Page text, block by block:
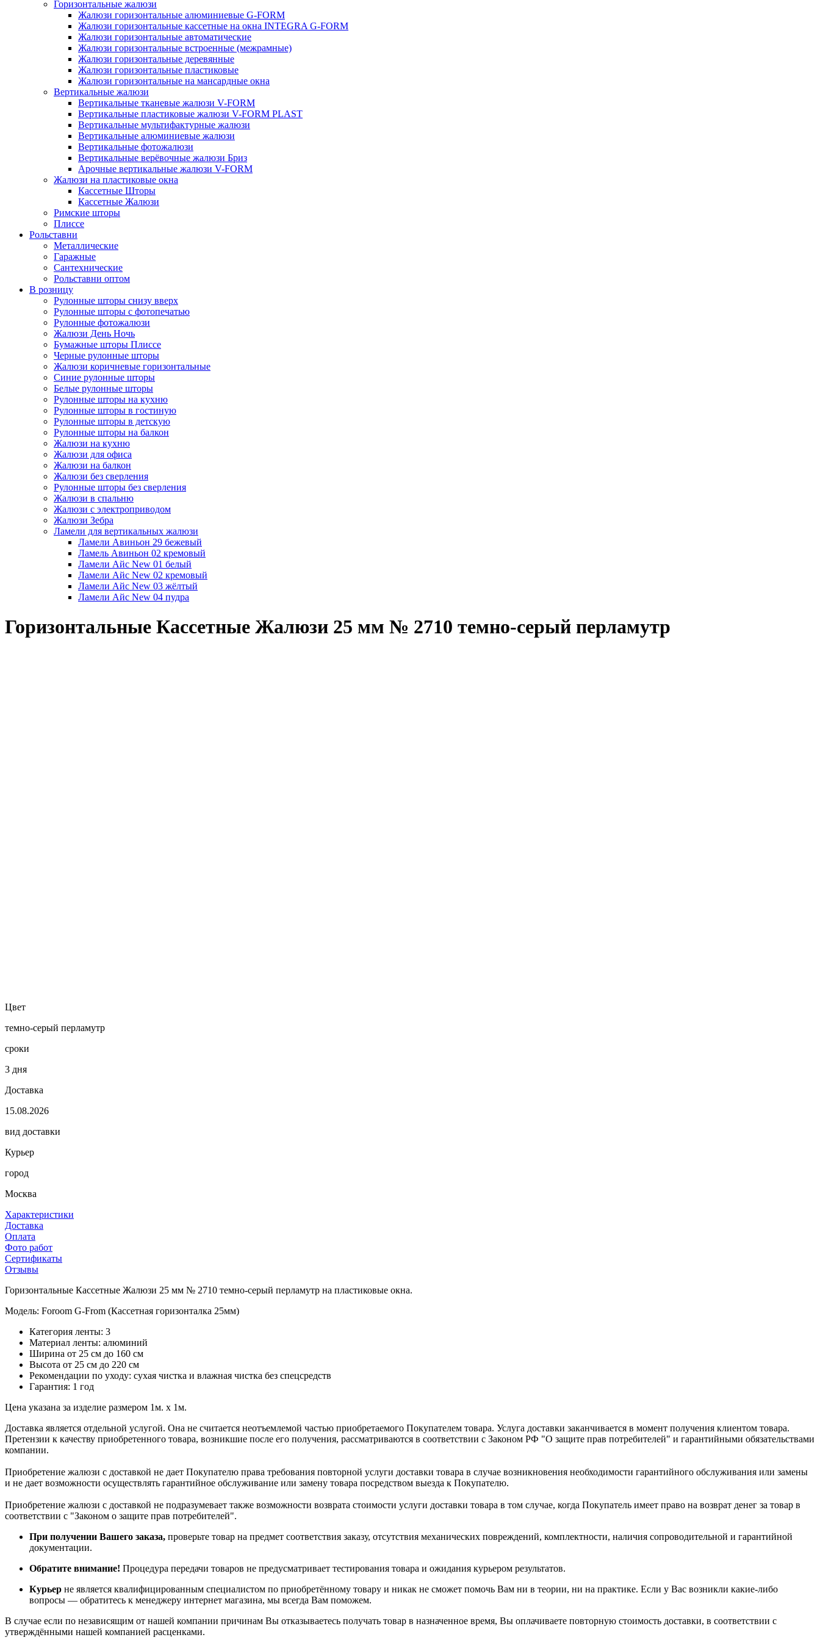
Горизонтальные жалюзи
Жалюзи горизонтальные алюминиевые G-FORM
Жалюзи горизонтальные кассетные на окна INTEGRA G-FORM
Жалюзи горизонтальные автоматические
Жалюзи горизонтальные встроенные (межрамные)
Жалюзи горизонтальные деревянные
Жалюзи горизонтальные пластиковые
Жалюзи горизонтальные на мансардные окна
Вертикальные жалюзи
Вертикальные тканевые жалюзи V-FORM
Вертикальные пластиковые жалюзи V-FORM PLAST
Вертикальные мультифактурные жалюзи
Вертикальные алюминиевые жалюзи
Вертикальные фотожалюзи
Вертикальные верёвочные жалюзи Бриз
Арочные вертикальные жалюзи V-FORM
Жалюзи на пластиковые окна
Кассетные Шторы
Кассетные Жалюзи
Римские шторы
Плиссе
Рольставни
Металлические
Гаражные
Сантехнические
Рольставни оптом
В розницу
Рулонные шторы снизу вверх
Рулонные шторы с фотопечатью
Рулонные фотожалюзи
Жалюзи День Ночь
Бумажные шторы Плиссе
Черные рулонные шторы
Жалюзи коричневые горизонтальные
Синие рулонные шторы
Белые рулонные шторы
Рулонные шторы на кухню
Рулонные шторы в гостиную
Рулонные шторы в детскую
Рулонные шторы на балкон
Жалюзи на кухню
Жалюзи для офиса
Жалюзи на балкон
Жалюзи без сверления
Рулонные шторы без сверления
Жалюзи в спальню
Жалюзи с электроприводом
Жалюзи Зебра
Ламели для вертикальных жалюзи
Ламели Авиньон 29 бежевый
Ламель Авиньон 02 кремовый
Ламели Айс New 01 белый
Ламели Айс New 02 кремовый
Ламели Айс New 03 жёлтый
Ламели Айс New 04 пудра
Горизонтальные Кассетные Жалюзи 25 мм № 2710 темно-серый перламутр
Цвет
темно-серый перламутр
сроки
3 дня
Доставка
15.08.2026
вид доставки
Курьер
город
Москва
Характеристики
Доставка
Оплата
Фото работ
Сертификаты
Отзывы
Горизонтальные Кассетные Жалюзи 25 мм № 2710 темно-серый перламутр на пластиковые окна.
Модель: Foroom G-From (Кассетная горизонталка 25мм)
Категория ленты: 3
Материал ленты: алюминий
Ширина от 25 см до 160 см
Высота от 25 см до 220 см
Рекомендации по уходу: сухая чистка и влажная чистка без спецсредств
Гарантия: 1 год
Цена указана за изделие размером 1м. x 1м.
Доставка является отдельной услугой. Она не считается неотъемлемой частью приобретаемого Покупателем товара. Услуга доставки заканчивается в момент получения клиентом товара.
Претензии к качеству приобретенного товара, возникшие после его получения, рассматриваются в соответствии с Законом РФ "О защите прав потребителей" и гарантийными обязательствами
компании.
Приобретение жалюзи с доставкой не дает Покупателю права требования повторной услуги доставки товара в случае возникновения необходимости гарантийного обслуживания или замены
и не дает возможности осуществлять гарантийное обслуживание или замену товара посредством выезда к Покупателю.
Приобретение жалюзи с доставкой не подразумевает также возможности возврата стоимости услуги доставки товара в том случае, когда Покупатель имеет право на возврат денег за товар в
соответствии с "Законом о защите прав потребителей".
При получении Вашего заказа, проверьте товар на предмет соответствия заказу, отсутствия механических повреждений, комплектности, наличия сопроводительной и гарантийной
документации.
Обратите внимание! Процедура передачи товаров не предусматривает тестирования товара и ожидания курьером результатов.
Курьер не является квалифицированным специалистом по приобретённому товару и никак не сможет помочь Вам ни в теории, ни на практике. Если у Вас возникли какие-либо
вопросы — обратитесь к менеджеру интернет магазина, мы всегда Вам поможем.
В случае если по независящим от нашей компании причинам Вы отказываетесь получать товар в назначенное время, Вы оплачиваете повторную стоимость доставки, в соответствии с
утверждёнными нашей компанией расценками.